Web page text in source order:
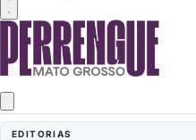
EDITORIAS